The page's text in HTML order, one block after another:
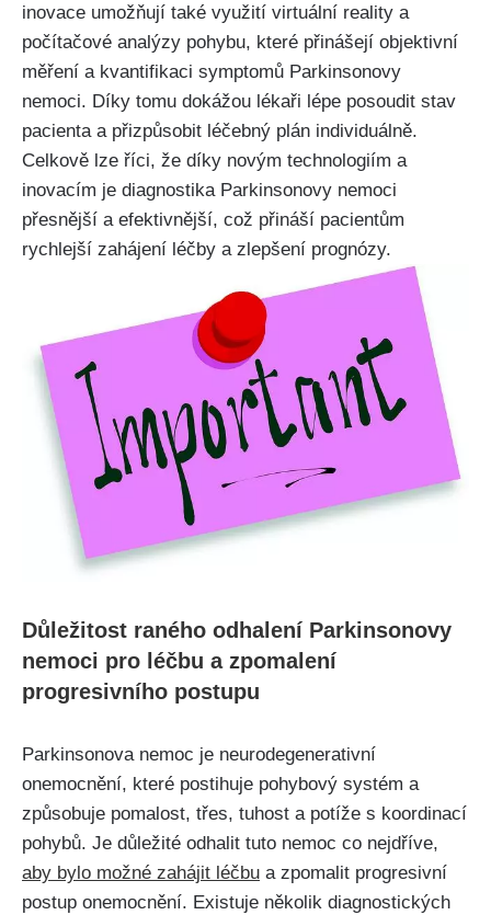
inovace umožňují také využití virtuální reality a
počítačové analýzy pohybu, které přinášejí objektivní
měření a kvantifikaci symptomů Parkinsonovy
nemoci. Díky tomu dokážou lékaři lépe posoudit stav
pacienta a přizpůsobit léčebný plán individuálně.
Celkově lze říci, že díky novým technologiím a
inovacím je diagnostika Parkinsonovy nemoci
přesnější a efektivnější, což přináší pacientům
rychlejší zahájení léčby a zlepšení prognózy.
Důležitost raného odhalení Parkinsonovy
nemoci pro léčbu a zpomalení
progresivního postupu
Parkinsonova nemoc je neurodegenerativní
onemocnění, které postihuje pohybový systém a
způsobuje pomalost, třes, tuhost a potíže s koordinací
pohybů. Je důležité odhalit tuto nemoc co nejdříve,
aby bylo možné zahájit léčbu a zpomalit progresivní
postup onemocnění. Existuje několik diagnostických